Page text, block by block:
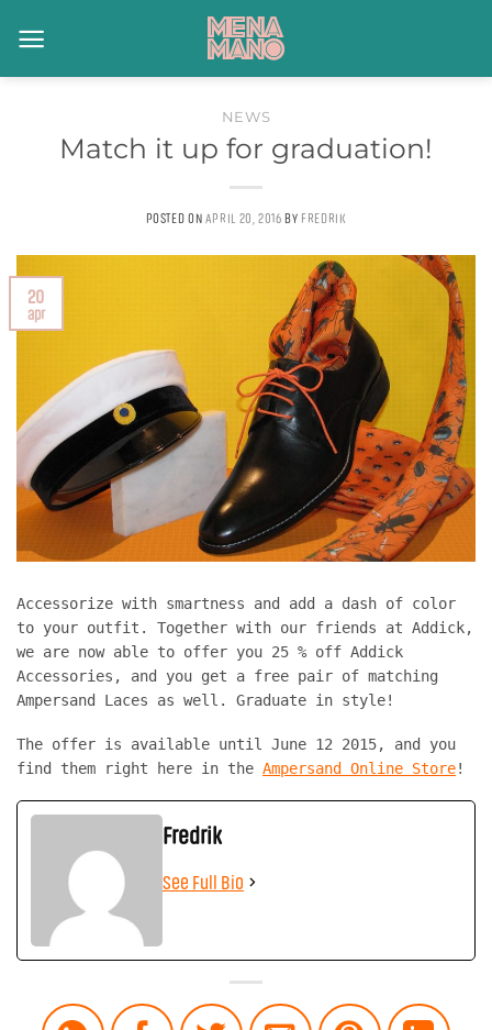
content
NEWS
Match it up for graduation!
POSTED ON APRIL 20, 2016 BY FREDRIK
20
apr
Accessorize with smartness and add a dash of color
to your outfit. Together with our friends at Addick,
we are now able to offer you 25 % off Addick
Accessories, and you get a free pair of matching
Ampersand Laces as well. Graduate in style!
The offer is available until June 12 2015, and you
find them right here in the Ampersand Online Store!
Fredrik
See Full Bio